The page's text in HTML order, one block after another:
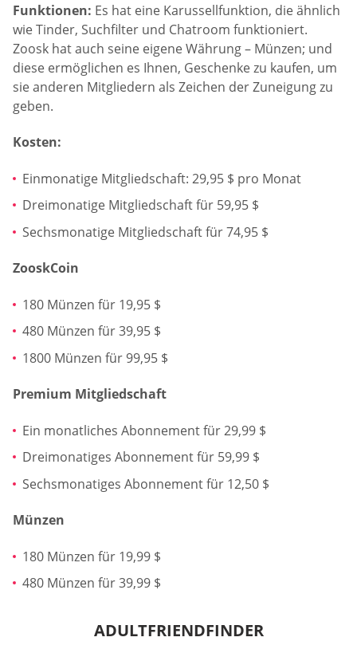
Funktionen: Es hat eine Karussellfunktion, die ähnlich
wie Tinder, Suchfilter und Chatroom funktioniert.
Zoosk hat auch seine eigene Währung – Münzen; und
diese ermöglichen es Ihnen, Geschenke zu kaufen, um
sie anderen Mitgliedern als Zeichen der Zuneigung zu
geben.
Kosten:
Einmonatige Mitgliedschaft: 29,95 $ pro Monat
Dreimonatige Mitgliedschaft für 59,95 $
Sechsmonatige Mitgliedschaft für 74,95 $
ZooskCoin
180 Münzen für 19,95 $
480 Münzen für 39,95 $
1800 Münzen für 99,95 $
Premium Mitgliedschaft
Ein monatliches Abonnement für 29,99 $
Dreimonatiges Abonnement für 59,99 $
Sechsmonatiges Abonnement für 12,50 $
Münzen
180 Münzen für 19,99 $
480 Münzen für 39,99 $
ADULTFRIENDFINDER